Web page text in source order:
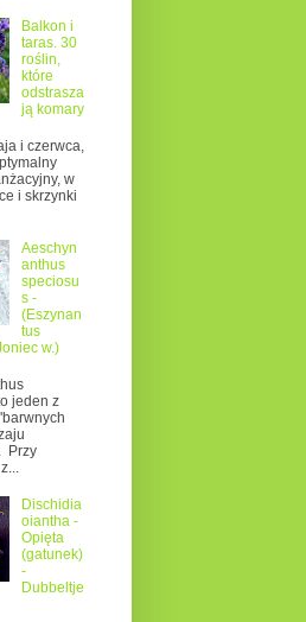
Balkon i
taras. 30
roślin,
które
odstrasza
ją komary
i czerwca,
w
i skrzynki
Aeschyn
anthus
speciosu
s -
(Eszynan
tus
w.)
jeden z
Przy
Dischidia
oiantha -
Opięta
(gatunek)
-
Dubbeltje